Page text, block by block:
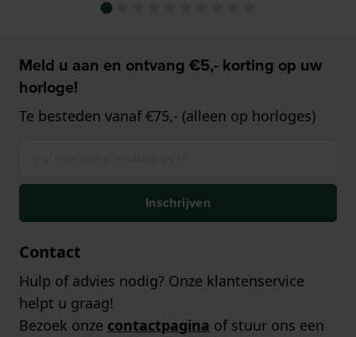
Meld u aan en ontvang €5,- korting op uw
horloge!
Te besteden vanaf €75,- (alleen op horloges)
Inschrijven
Contact
Hulp of advies nodig? Onze klantenservice
helpt u graag!
Bezoek onze contactpagina of stuur ons een